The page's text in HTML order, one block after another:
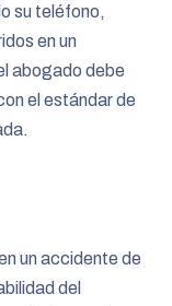
su teléfono,
en un
abogado debe
el estándar de
un accidente de
del